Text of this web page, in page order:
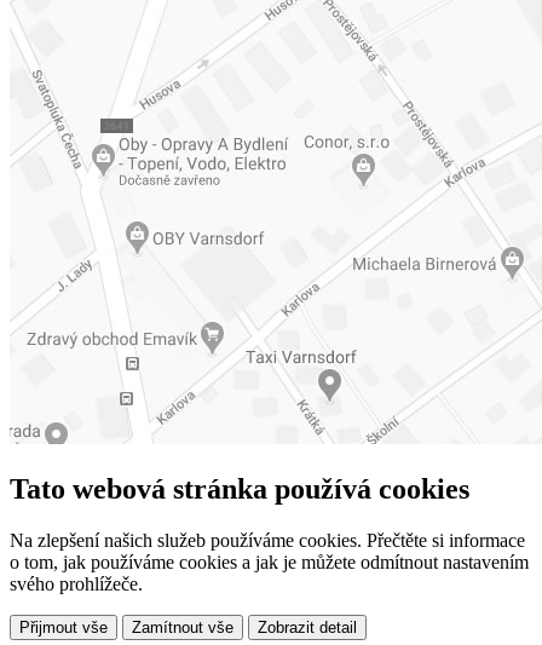
Tato webová stránka používá cookies
Na zlepšení našich služeb používáme cookies. Přečtěte si informace
o tom, jak používáme cookies a jak je můžete odmítnout nastavením
svého prohlížeče.
Přijmout vše Zamítnout vše Zobrazit detail